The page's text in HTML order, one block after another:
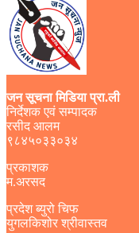
जन सूचना मिडिया प्रा.ली
निर्देशक एवं सम्पादक
रसीद आलम
९८४५०३३०३४
प्रकाशक
म.अरसद
प्रदेश ब्युरो चिफ
युगलकिशोर श्रीवास्तव